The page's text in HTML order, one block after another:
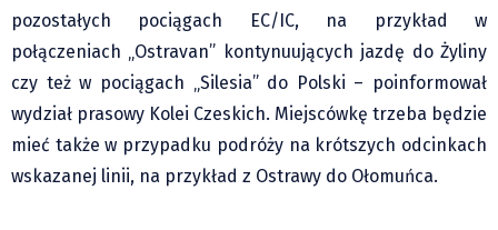
pozostałych pociągach EC/IC, na przykład w
połączeniach „Ostravan” kontynuujących jazdę do Żyliny
czy też w pociągach „Silesia” do Polski – poinformował
wydział prasowy Kolei Czeskich. Miejscówkę trzeba będzie
mieć także w przypadku podróży na krótszych odcinkach
wskazanej linii, na przykład z Ostrawy do Ołomuńca.